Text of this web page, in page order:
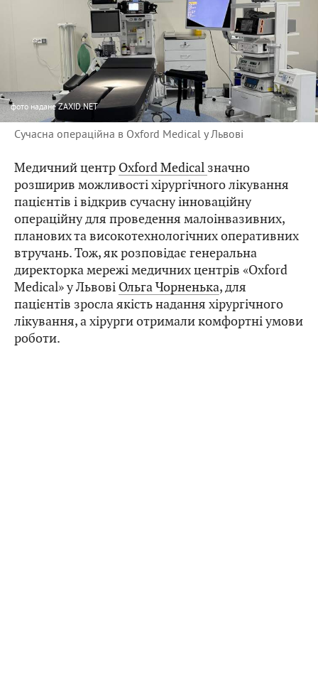
фото надане ZAXID.NET
Сучасна операційна в Oxford Medical у Львові
Медичний центр Oxford Medical значно
розширив можливості хірургічного лікування
пацієнтів і відкрив сучасну інноваційну
операційну для проведення малоінвазивних,
планових та високотехнологічних оперативних
втручань. Тож, як розповідає генеральна
директорка мережі медичних центрів «Oxford
Medical» у Львові Ольга Чорненька, для
пацієнтів зросла якість надання хірургічного
лікування, а хірурги отримали комфортні умови
роботи.